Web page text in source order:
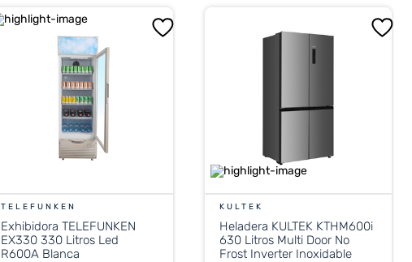
TELEFUNKEN
Exhibidora TELEFUNKEN
EX330 330 Litros Led
R600A Blanca
KULTEK
Heladera KULTEK KTHM600i
630 Litros Multi Door No
Frost Inverter Inoxidable